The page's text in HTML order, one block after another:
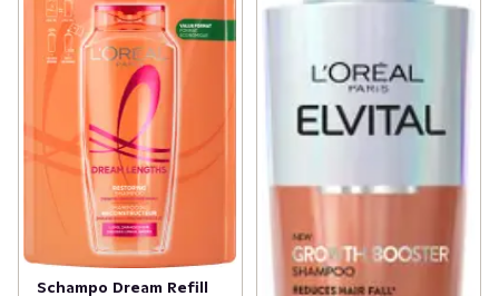
Schampo Dream Refill